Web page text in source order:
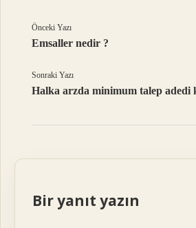
Önceki Yazı
Emsaller nedir ?
Sonraki Yazı
Halka arzda minimum talep adedi
Bir yanıt yazın